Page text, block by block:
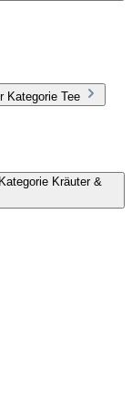
Kategorie Tee
Kräuter &